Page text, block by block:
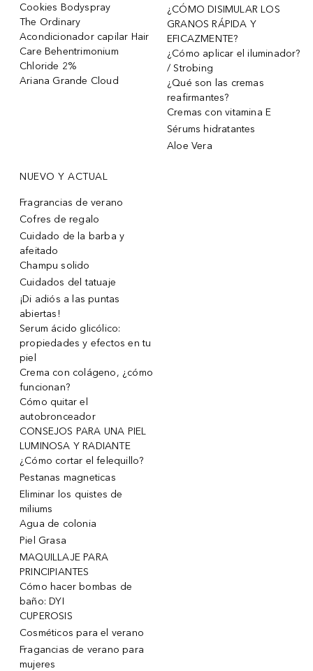
Cookies Bodyspray
The Ordinary
Acondicionador capilar Hair
Care Behentrimonium
Chloride 2%
Ariana Grande Cloud
¿CÓMO DISIMULAR LOS
GRANOS RÁPIDA Y
EFICAZMENTE?
¿Cómo aplicar el iluminador?
/ Strobing
¿Qué son las cremas
reafirmantes?
Cremas con vitamina E
Sérums hidratantes
Aloe Vera
NUEVO Y ACTUAL
Fragrancias de verano
Cofres de regalo
Cuidado de la barba y
afeitado
Champu solido
Cuidados del tatuaje
¡Di adiós a las puntas
abiertas!
Serum ácido glicólico:
propiedades y efectos en tu
piel
Crema con colágeno, ¿cómo
funcionan?
Cómo quitar el
autobronceador
CONSEJOS PARA UNA PIEL
LUMINOSA Y RADIANTE
¿Cómo cortar el felequillo?
Pestanas magneticas
Eliminar los quistes de
miliums
Agua de colonia
Piel Grasa
MAQUILLAJE PARA
PRINCIPIANTES
Cómo hacer bombas de
baño: DYI
CUPEROSIS
Cosméticos para el verano
Fragancias de verano para
mujeres